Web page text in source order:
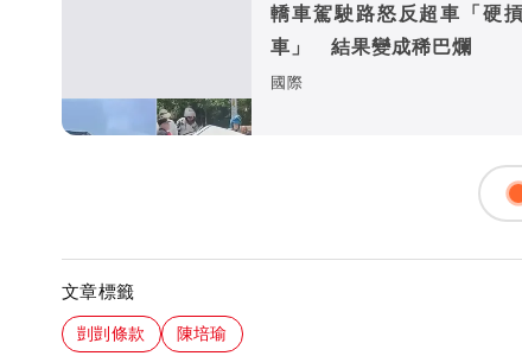
轎車駕駛路怒反超車「硬
車」 結果變成稀巴爛
國際
文章標籤
剴剴條款 陳培瑜